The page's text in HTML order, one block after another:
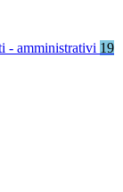
- amministrativi 19